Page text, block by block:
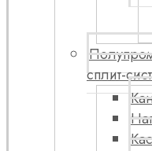
сплит-